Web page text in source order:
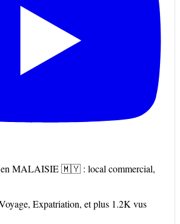
en MALAISIE 🇲🇾 : local commercial,
Expatriation, et plus 1.2K vus